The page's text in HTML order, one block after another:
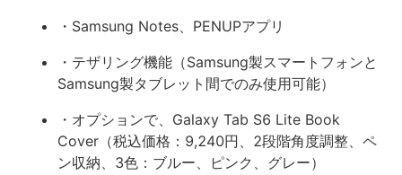
・Samsung Notes、PENUPアプリ
・テザリング機能（Samsung製スマートフォンと
Samsung製タブレット間でのみ使用可能）
・オプションで、Galaxy Tab S6 Lite Book
Cover（税込価格：9,240円、2段階角度調整、ペ
ン収納、3色：ブルー、ピンク、グレー）